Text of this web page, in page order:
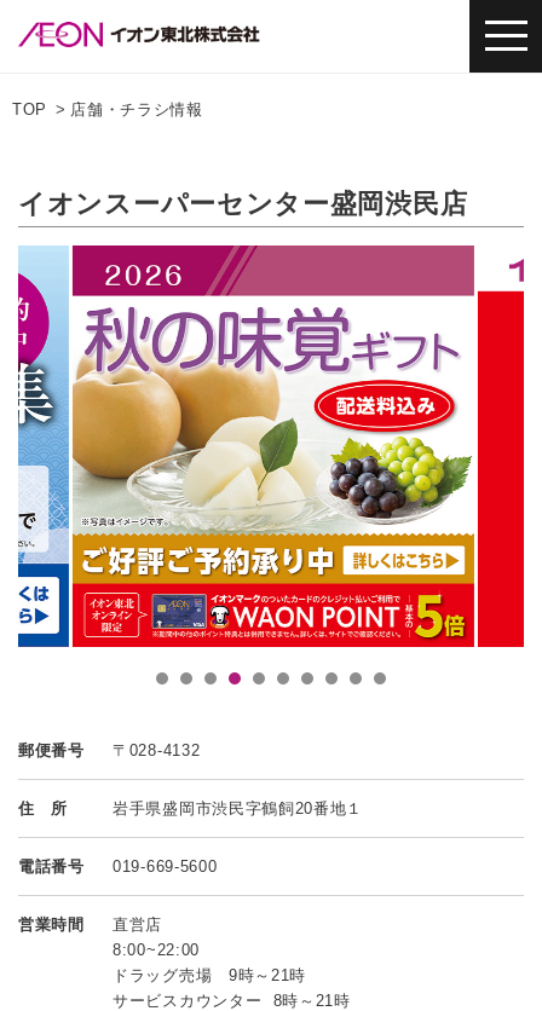
TOP 店舗・チラシ情報
イオンスーパーセンター盛岡渋民店
郵便番号 〒028-4132
住 所 岩手県盛岡市渋民字鶴飼20番地１
電話番号 019-669-5600
営業時間
直営店
8:00~22:00
ドラッグ売場 9時～21時
サービスカウンター 8時～21時